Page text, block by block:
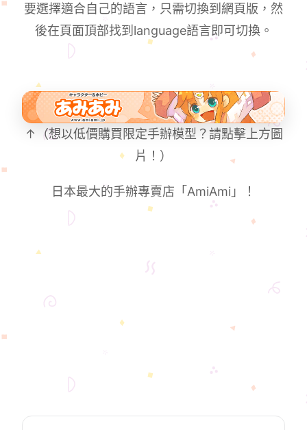
要選擇適合自己的語言，只需切換到網頁版，然
後在頁面頂部找到language語言即可切換。
↑（想以低價購買限定手辦模型？請點擊上方圖
片！）
日本最大的手辦專賣店「AmiAmi」！